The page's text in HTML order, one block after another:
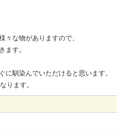
々な物がありますので、
ます。
に馴染んでいただけると思います。
ります。